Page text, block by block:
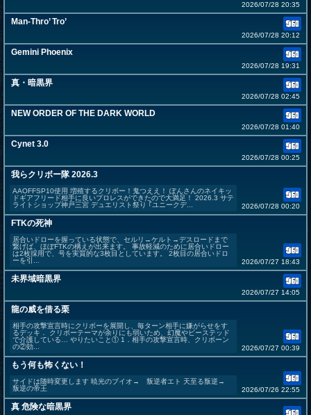
2026/07/28 20:35
Man-Thro’ Tro’
2026/07/28 20:12
Gemini Phoenix
2026/07/28 19:31
真・暗黒界
2026/07/28 02:45
NEW ORDER OF THE DARK WORLD
2026/07/28 01:40
Cynet 3.0
2026/07/28 00:25
我らクリボー隊 2026.3
AAOFFSP10使用 増殖するクリボー！鬼つええ！ ぽんさんのネイキッ
ドギアフリード相手に良いプロレスができたので大満足！ 2026.3 サテ
ライトショップ神戸三宮 デュエリスト祭り ｢ユニークデ...
2026/07/28 00:20
FTKの死神
居合いドローを握っている状態で、セルリ→ケルト→デスロードまで
繋げば、ほぼFTKの構えが出来ます。 事故軽減のために居合いドロー
は2枚採用で、号を実質的な3枚目としています。 2枚目の居合いドロ
ーを引...
2026/07/27 18:43
未界域暗黒界
2026/07/27 14:05
龍の威を借る栗
相手の攻撃宣言時にクリボーを展開し、毎ターン相手に嫌がらせをす
るデッキ． クリボーテーマが余りにも弱いため、幻魔やビーステッド
で介護している… やりたいこと① 1．相手の攻撃宣言時、クリボーン
の②効...
2026/07/27 00:39
もう何も怖くない！
サイドは随時変更します 暁光のブイオ→ 叛逆者エト 天至る叛逆→
叛逆の帝王
2026/07/26 22:55
真 危険な暗黒界